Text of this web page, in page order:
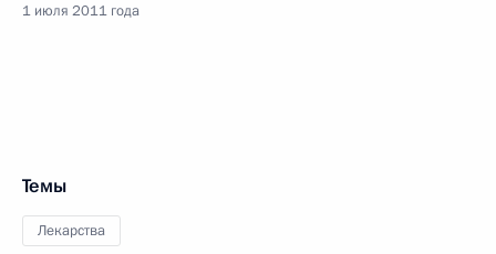
1 июля 2011 года
Темы
Лекарства